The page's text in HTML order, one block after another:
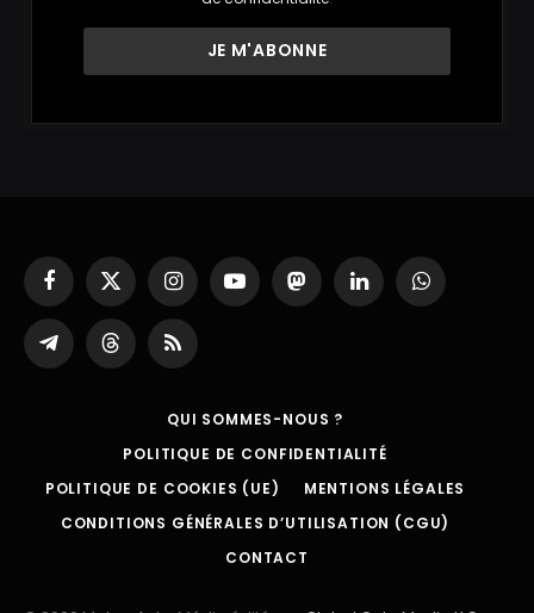
Facebook
X
(Twitter)
InstagramYouTubeMastodonLinkedInWhatsApp
Partager
sur
ThreadsRSS
QUI SOMMES-NOUS ?
POLITIQUE DE CONFIDENTIALITÉ
POLITIQUE DE COOKIES (UE)
MENTIONS LÉGALES
CONDITIONS GÉNÉRALES D’UTILISATION (CGU)
CONTACT